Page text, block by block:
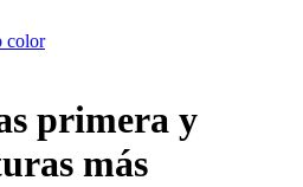
primera y
más